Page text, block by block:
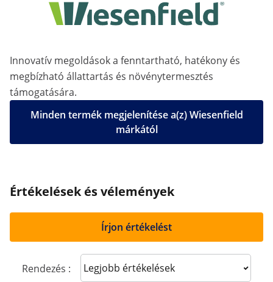
Innovatív megoldások a fenntartható, hatékony és
megbízható állattartás és növénytermesztés
támogatására.
Minden termék megjelenítése a(z) Wiesenfield
márkától
Értékelések és vélemények
Írjon értékelést
Rendezés : Sort reviews